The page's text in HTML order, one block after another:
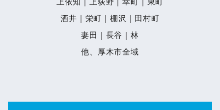
酒井｜栄町｜棚沢｜田村町
妻田｜長谷｜林
他、厚木市全域